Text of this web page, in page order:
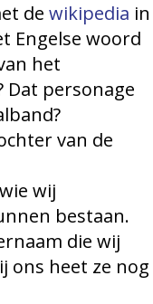
de wikipedia in
Engelse woord
het
personage
van de
wij
bestaan.
die wij
ons heet ze nog